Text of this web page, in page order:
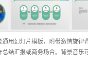
用幻灯片模板，附带激情旋
结汇报或商务场合。背景音乐